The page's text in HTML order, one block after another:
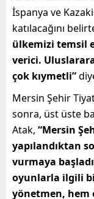
İspanya ve
katılacağını
ülkemizi temsil
verici.
çok kıymetli”
Mersin Şehir
sonra, üst üste
Atak, “Mersin
yapılandıktan
vurmaya
oyunlarla ilgili
yönetmen, hem